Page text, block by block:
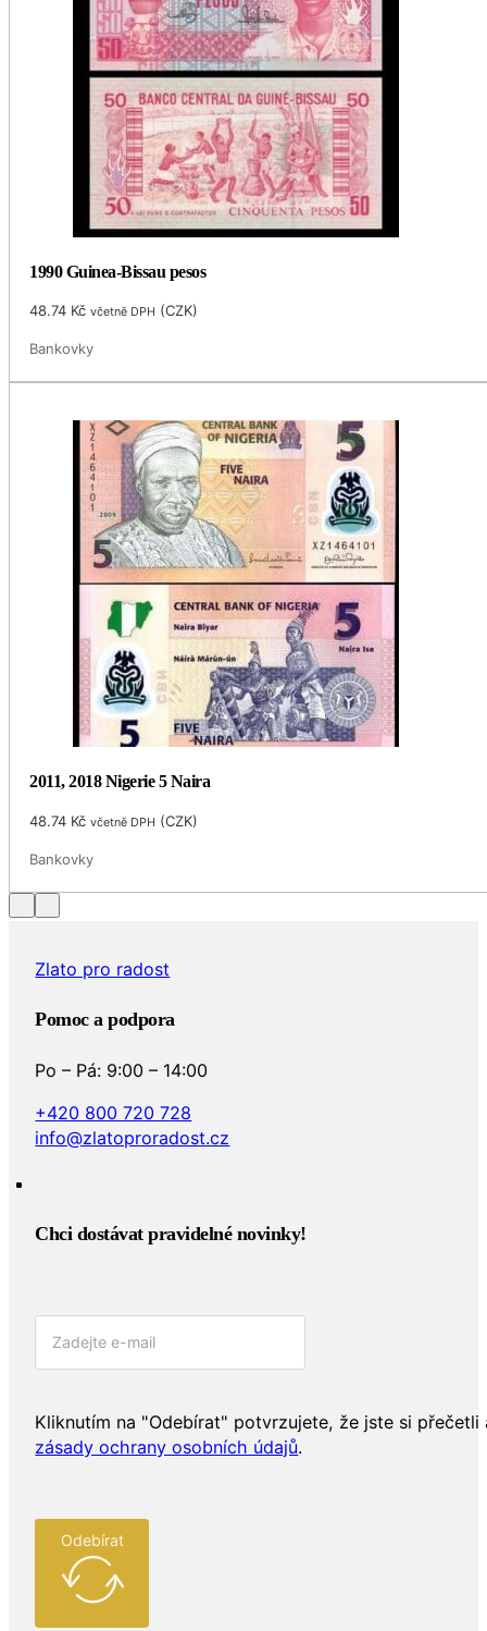
1990 Guinea-Bissau pesos
48.74 Kč včetně DPH (CZK)
Bankovky
2011, 2018 Nigerie 5 Naira
48.74 Kč včetně DPH (CZK)
Bankovky
Zlato pro radost
Pomoc a podpora
Po – Pá: 9:00 – 14:00
+420 800 720 728
info@zlatoproradost.cz
Chci dostávat pravidelné novinky!​
Kliknutím na "Odebírat" potvrzujete, že jste si přečetli
zásady ochrany osobních údajů.
Odebírat